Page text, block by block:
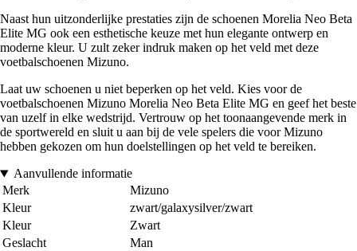
Naast hun uitzonderlijke prestaties zijn de schoenen Morelia Neo Beta
Elite MG ook een esthetische keuze met hun elegante ontwerp en
moderne kleur. U zult zeker indruk maken op het veld met deze
voetbalschoenen Mizuno.
Laat uw schoenen u niet beperken op het veld. Kies voor de
voetbalschoenen Mizuno Morelia Neo Beta Elite MG en geef het beste
van uzelf in elke wedstrijd. Vertrouw op het toonaangevende merk in
de sportwereld en sluit u aan bij de vele spelers die voor Mizuno
hebben gekozen om hun doelstellingen op het veld te bereiken.
Aanvullende informatie
Merk
Mizuno
Kleur
zwart/galaxysilver/zwart
Kleur
Zwart
Geslacht
Man